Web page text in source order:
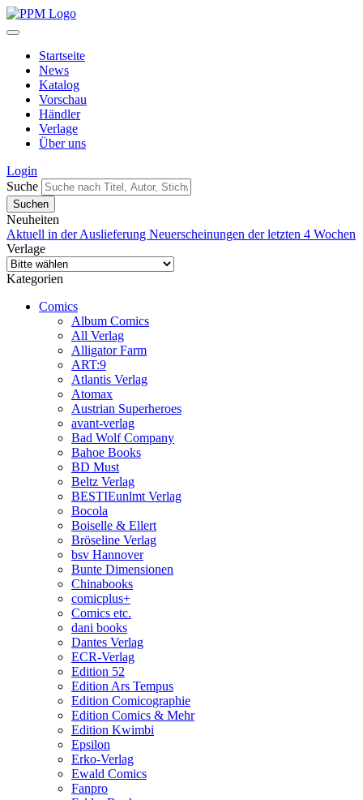
Startseite
News
Katalog
Vorschau
Händler
Verlage
Über uns
Login
Suche
Neuheiten
Aktuell in der Auslieferung Neuerscheinungen der letzten 4 Wochen
Verlage
Kategorien
Comics
Album Comics
All Verlag
Alligator Farm
ART:9
Atlantis Verlag
Atomax
Austrian Superheroes
avant-verlag
Bad Wolf Company
Bahoe Books
BD Must
Beltz Verlag
BESTIEunlmt Verlag
Bocola
Boiselle & Ellert
Bröseline Verlag
bsv Hannover
Bunte Dimensionen
Chinabooks
comicplus+
Comics etc.
dani books
Dantes Verlag
ECR-Verlag
Edition 52
Edition Ars Tempus
Edition Comicographie
Edition Comics & Mehr
Edition Kwimbi
Epsilon
Erko-Verlag
Ewald Comics
Fanpro